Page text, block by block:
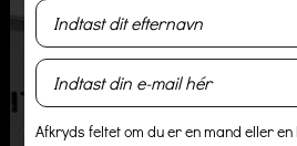
Afkryds feltet om du er en mand eller en